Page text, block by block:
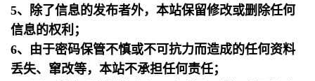
5、除了信息的发布者外，本站保留修改或删除任何
信息的权利；
6、由于密码保管不慎或不可抗力而造成的任何资料
丢失、窜改等，本站不承担任何责任；